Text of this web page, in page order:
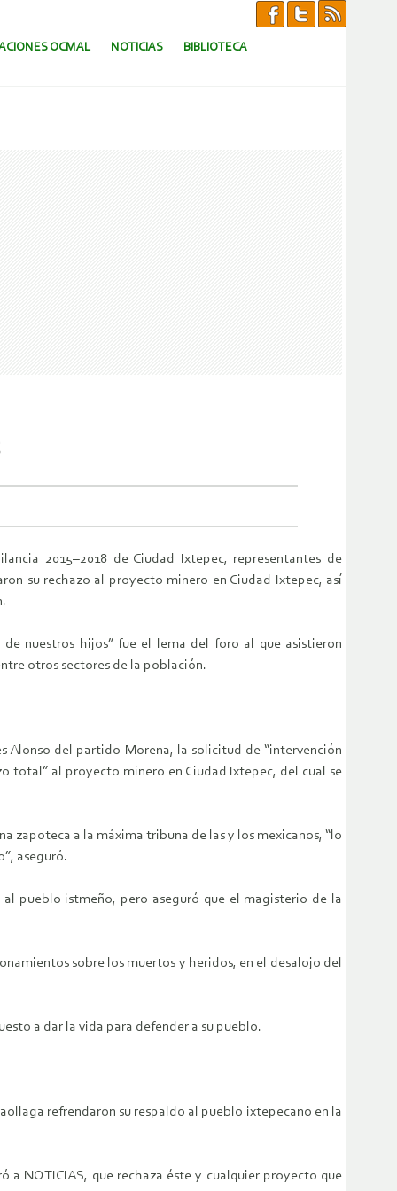
OCMAL NOTICIAS BIBLIOTECA
2015–2018 de Ciudad Ixtepec, representantes de
su rechazo al proyecto minero en Ciudad Ixtepec, así
nuestros hijos” fue el lema del foro al que asistieron
otros sectores de la población.
Alonso del partido Morena, la solicitud de “intervención
total” al proyecto minero en Ciudad Ixtepec, del cual se
zapoteca a la máxima tribuna de las y los mexicanos, “lo
aseguró.
pueblo istmeño, pero aseguró que el magisterio de la
sobre los muertos y heridos, en el desalojo del
a dar la vida para defender a su pueblo.
refrendaron su respaldo al pueblo ixtepecano en la
a NOTICIAS, que rechaza éste y cualquier proyecto que